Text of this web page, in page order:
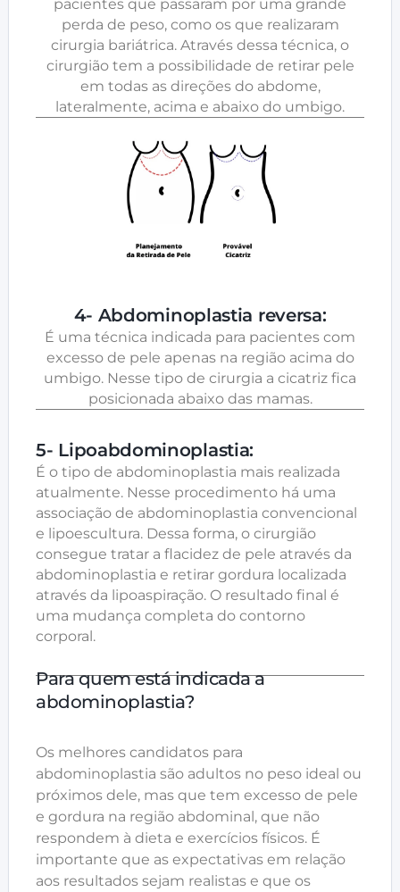
pacientes que passaram por uma grande
perda de peso, como os que realizaram
cirurgia bariátrica. Através dessa técnica, o
cirurgião tem a possibilidade de retirar pele
em todas as direções do abdome,
lateralmente, acima e abaixo do umbigo.
4- Abdominoplastia reversa:
É uma técnica indicada para pacientes com
excesso de pele apenas na região acima do
umbigo. Nesse tipo de cirurgia a cicatriz fica
posicionada abaixo das mamas.
5- Lipoabdominoplastia:
É o tipo de abdominoplastia mais realizada
atualmente. Nesse procedimento há uma
associação de abdominoplastia convencional
e lipoescultura. Dessa forma, o cirurgião
consegue tratar a flacidez de pele através da
abdominoplastia e retirar gordura localizada
através da lipoaspiração. O resultado final é
uma mudança completa do contorno
corporal.
Para quem está indicada a
abdominoplastia?
Os melhores candidatos para
abdominoplastia são adultos no peso ideal ou
próximos dele, mas que tem excesso de pele
e gordura na região abdominal, que não
respondem à dieta e exercícios físicos. É
importante que as expectativas em relação
aos resultados sejam realistas e que os